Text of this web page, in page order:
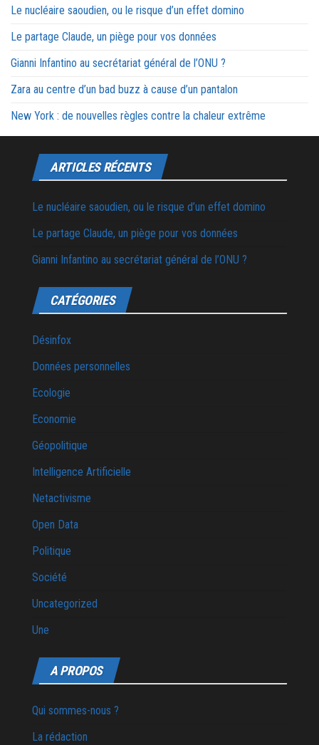
Le nucléaire saoudien, ou le risque d’un effet domino
Le partage Claude, un piège pour vos données
Gianni Infantino au secrétariat général de l’ONU ?
Zara au centre d’un bad buzz à cause d’un pantalon
New York : de nouvelles règles contre la chaleur extrême
ARTICLES RÉCENTS
Le nucléaire saoudien, ou le risque d’un effet domino
Le partage Claude, un piège pour vos données
Gianni Infantino au secrétariat général de l’ONU ?
CATÉGORIES
Désinfox
Données personnelles
Ecologie
Economie
Géopolitique
Intelligence Artificielle
Netactivisme
Open Data
Politique
Société
Uncategorized
Une
A PROPOS
Qui sommes-nous ?
La rédaction